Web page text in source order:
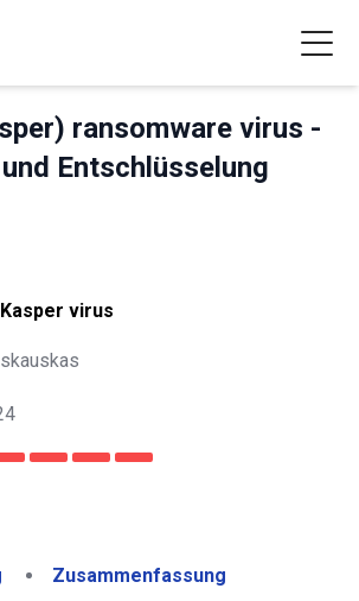
ransomware virus -
Entschlüsselung
Kasper virus
Zusammenfassung